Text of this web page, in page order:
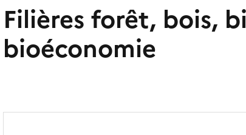
Filières forêt, bois,
bioéconomie